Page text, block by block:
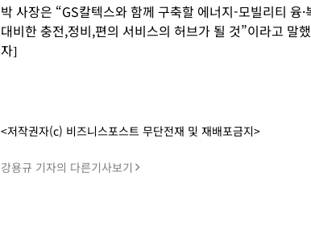
박 사장은 “GS칼텍스와 함께 구축할 에너지-모빌리티 융
대비한 충전,정비,편의 서비스의 허브가 될 것”이라고 말
자]
<저작권자(c) 비즈니스포스트 무단전재 및 재배포금지>
강용규 기자의 다른기사보기